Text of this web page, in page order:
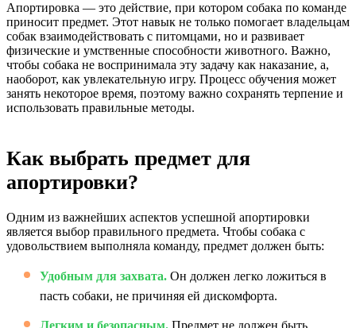
Апортировка — это действие, при котором собака по команде
приносит предмет. Этот навык не только помогает владельцам
собак взаимодействовать с питомцами, но и развивает
физические и умственные способности животного. Важно,
чтобы собака не воспринимала эту задачу как наказание, а,
наоборот, как увлекательную игру. Процесс обучения может
занять некоторое время, поэтому важно сохранять терпение и
использовать правильные методы.
Как выбрать предмет для
апортировки?
Одним из важнейших аспектов успешной апортировки
является выбор правильного предмета. Чтобы собака с
удовольствием выполняла команду, предмет должен быть:
Удобным для захвата. Он должен легко ложиться в
пасть собаки, не причиняя ей дискомфорта.
Легким и безопасным. Предмет не должен быть